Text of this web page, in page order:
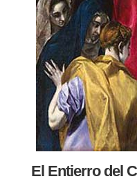
El Entierro del